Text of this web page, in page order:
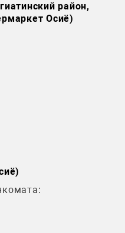
район,
Осиё)